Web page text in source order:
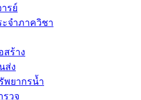
รย์
ะจำภาควิชา
สร้าง
ส่ง
พยากรน้ำ
รวจ